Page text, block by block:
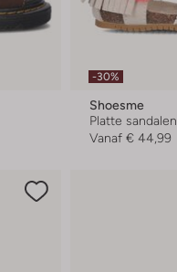
-30%
Shoesme
Platte sandalen
Vanaf € 44,99